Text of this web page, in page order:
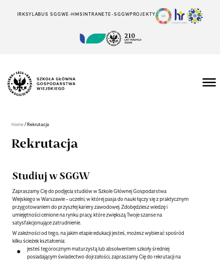
IRKSYLABUS SGGWE-HMSINTRANETE-SGGWPROJEKTY
Home/Rekrutacja
Rekrutacja
Studiuj w SGGW
Zapraszamy Cię do podjęcia studiów w Szkole Głównej Gospodarstwa
Wiejskiego w Warszawie – uczelni, w której pasja do nauki łączy się z praktycznym
przygotowaniem do przyszłej kariery zawodowej. Zdobędziesz wiedzę i
umiejętności cenione na rynku pracy, które zwiększą Twoje szanse na
satysfakcjonujące zatrudnienie.
W zależności od tego, na jakim etapie edukacji jesteś, możesz wybierać spośród
kilku ścieżek kształcenia:
jesteś tegorocznym maturzystą lub absolwentem szkoły średniej
posiadającym świadectwo dojrzałości, zapraszamy Cię do rekrutacji na